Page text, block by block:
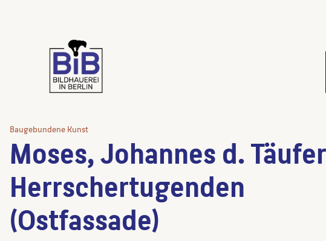
Baugebundene Kunst
Moses, Johannes d.
Herrschertugenden
(Ostfassade)